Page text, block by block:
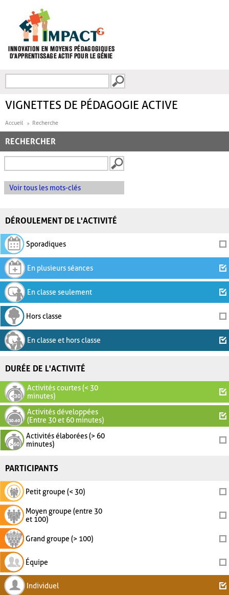
FORMULAIRE DE
VIGNETTES DE PÉDAGOGIE ACTIVE
Accueil Recherche
RECHERCHER
Voir tous les mots-clés
DÉROULEMENT DE L'ACTIVITÉ
Sporadiques
En plusieurs séances
En classe seulement
Hors classe
En classe et hors classe
DURÉE DE L'ACTIVITÉ
Activités courtes (< 30
minutes)
Activités développées
(Entre 30 et 60 minutes)
Activités élaborées (> 60
minutes)
PARTICIPANTS
Petit groupe (< 30)
Moyen groupe (entre 30
et 100)
Grand groupe (> 100)
Équipe
Individuel